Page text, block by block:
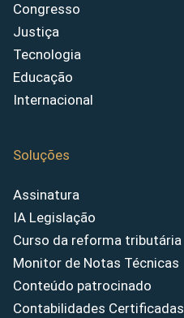
Congresso
Justiça
Tecnologia
Educação
Internacional
Soluções
Assinatura
IA Legislação
Curso da reforma tributária
Monitor de Notas Técnicas
Conteúdo patrocinado
Contabilidades Certificadas